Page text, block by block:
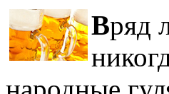
Вряд